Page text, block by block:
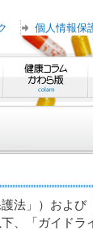
個人情報保
法」）および
、「ガイドラ